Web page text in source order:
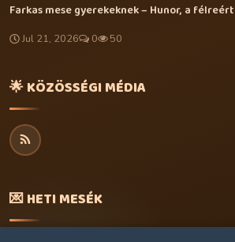
Farkas mese gyerekeknek – Hunor, a
Jul 21, 2026 0 50
🌟 KÖZÖSSÉGI MÉDIA
💌 HETI MESÉK